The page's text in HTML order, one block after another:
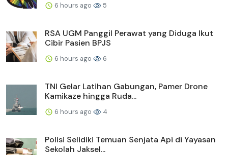
6 hours ago 5
RSA UGM Panggil Perawat yang Diduga Ikut
Cibir Pasien BPJS
6 hours ago 6
TNI Gelar Latihan Gabungan, Pamer Drone
Kamikaze hingga Ruda...
6 hours ago 4
Polisi Selidiki Temuan Senjata Api di Yayasan
Sekolah Jaksel...